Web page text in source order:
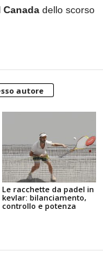
Canada dello scorso
autore
Le racchette da padel in
kevlar: bilanciamento,
controllo e potenza